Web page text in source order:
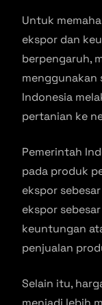
Untuk
ekspor dan
berpengaruh,
menggunakan
Indonesia
pertanian ke
Pemerintah
pada produk
ekspor
ekspor
keuntungan
penjualan
Selain itu,